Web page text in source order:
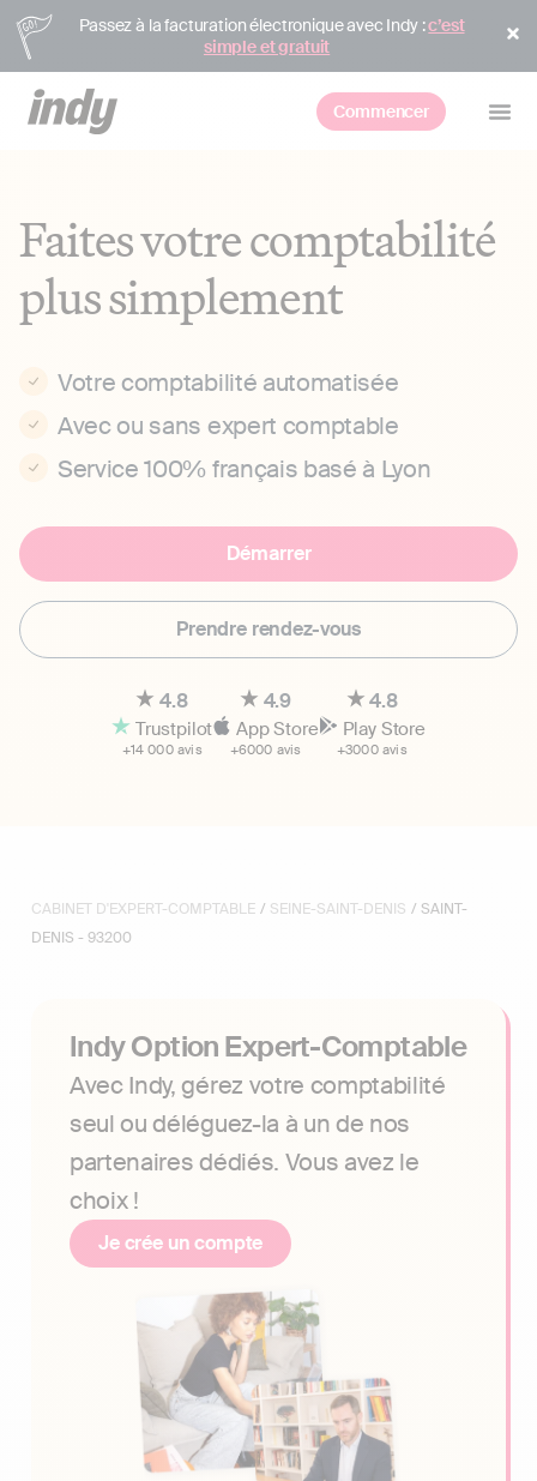
Passez à la facturation électronique avec Indy :c’est
simple et gratuit
Commencer
Faites votre comptabilité
plus simplement
Votre comptabilité automatisée
Avec ou sans expert comptable
Service 100% français basé à Lyon
Démarrer
Prendre rendez-vous
4.8
Trustpilot
+14 000 avis
4.9
App Store
+6000 avis
4.8
Play Store
+3000 avis
CABINET D'EXPERT-COMPTABLE / SEINE-SAINT-DENIS / SAINT-
DENIS - 93200
Indy Option Expert-Comptable
Avec Indy, gérez votre comptabilité
seul ou déléguez-la à un de nos
partenaires dédiés. Vous avez le
choix !
Je crée un compte